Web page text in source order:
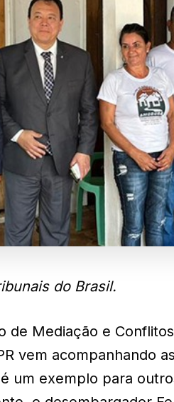
do Brasil.
de Mediação e
vem acompanhando
um exemplo para